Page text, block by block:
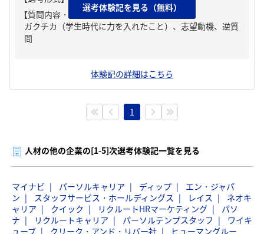
【質問内容・課題】
ガクチカ（学生時代に力を入れたこと）、志望動機、逆質
問
選考体験記を見る（無料）
体験記の詳細はこちら
1
人材の他の企業の[1-5]次選考体験記一覧を見る
マイナビ パーソルキャリア ディップ
エン・ジャパ
ン
スタッフサービス・ホールディングス レイス
ネオキ
ャリア
クイック リクルートHRマーケティング
パソ
ナ
リクルートキャリア パーソルテンプスタッフ
ワイキ
ューブ
クリーク・アンド・リバー社
ヒューマングルー